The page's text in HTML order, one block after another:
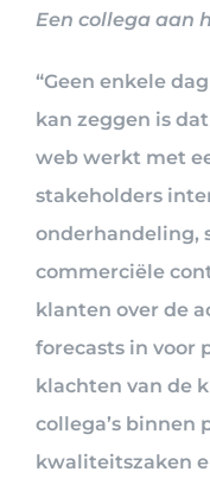
Een collega aan
“Geen enkele
kan zeggen is
web werkt met
stakeholders
onderhandeling,
commerciële
klanten over de
forecasts in voor
klachten van de
collega’s binnen
kwaliteitszaken